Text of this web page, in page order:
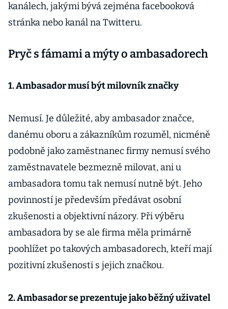
kanálech, jakými bývá zejména facebooková
stránka nebo kanál na Twitteru.
Pryč s fámami a mýty o ambasadorech
1. Ambasador musí být milovník značky
Nemusí. Je důležité, aby ambasador značce,
danému oboru a zákazníkům rozuměl, nicméně
podobně jako zaměstnanec firmy nemusí svého
zaměstnavatele bezmezně milovat, ani u
ambasadora tomu tak nemusí nutně být. Jeho
povinností je především předávat osobní
zkušenosti a objektivní názory. Při výběru
ambasadora by se ale firma měla primárně
poohlížet po takových ambasadorech, kteří mají
pozitivní zkušenosti s jejich značkou.
2. Ambasador se prezentuje jako běžný uživatel